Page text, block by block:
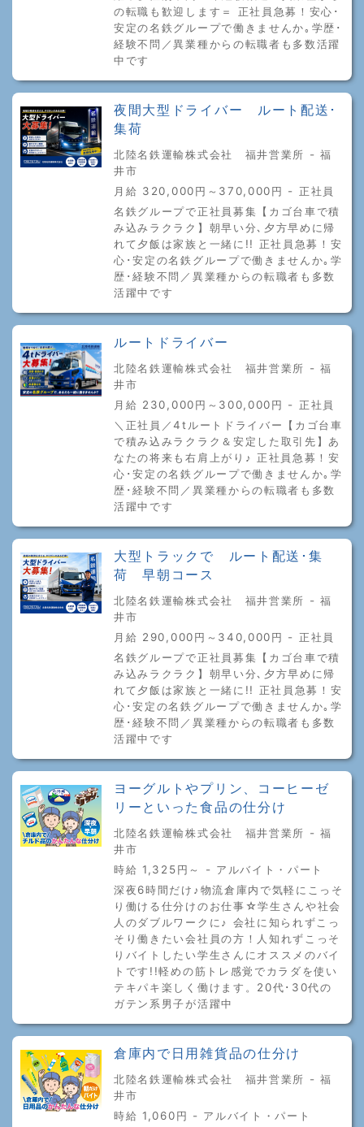
の転職も歓迎します＝ 正社員急募！安心･
安定の名鉄グループで働きませんか｡学歴･
経験不問／異業種からの転職者も多数活躍
中です
夜間大型ドライバー ルート配送･
集荷
北陸名鉄運輸株式会社 福井営業所 - 福
井市
月給 320,000円～370,000円 - 正社員
名鉄グループで正社員募集【カゴ台車で積
み込みラクラク】朝早い分､夕方早めに帰
れて夕飯は家族と一緒に!! 正社員急募！安
心･安定の名鉄グループで働きませんか｡学
歴･経験不問／異業種からの転職者も多数
活躍中です
ルートドライバー
北陸名鉄運輸株式会社 福井営業所 - 福
井市
月給 230,000円～300,000円 - 正社員
＼正社員／4tルートドライバー【カゴ台車
で積み込みラクラク＆安定した取引先】あ
なたの将来も右肩上がり♪ 正社員急募！安
心･安定の名鉄グループで働きませんか｡学
歴･経験不問／異業種からの転職者も多数
活躍中です
大型トラックで ルート配送･集
荷 早朝コース
北陸名鉄運輸株式会社 福井営業所 - 福
井市
月給 290,000円～340,000円 - 正社員
名鉄グループで正社員募集【カゴ台車で積
み込みラクラク】朝早い分､夕方早めに帰
れて夕飯は家族と一緒に!! 正社員急募！安
心･安定の名鉄グループで働きませんか｡学
歴･経験不問／異業種からの転職者も多数
活躍中です
ヨーグルトやプリン、コーヒーゼ
リーといった食品の仕分け
北陸名鉄運輸株式会社 福井営業所 - 福
井市
時給 1,325円～ - アルバイト・パート
深夜6時間だけ♪物流倉庫内で気軽にこっそ
り働ける仕分けのお仕事☆学生さんや社会
人のダブルワークに♪ 会社に知られずこっ
そり働きたい会社員の方！人知れずこっそ
りバイトしたい学生さんにオススメのバイ
トです!!軽めの筋トレ感覚でカラダを使い
テキパキ楽しく働けます。20代･30代の
ガテン系男子が活躍中
倉庫内で日用雑貨品の仕分け
北陸名鉄運輸株式会社 福井営業所 - 福
井市
時給 1,060円 - アルバイト・パート